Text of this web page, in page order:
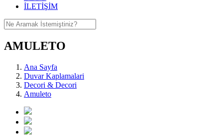
İLETİŞİM
AMULETO
Ana Sayfa
Duvar Kaplamalari
Decori & Decori
Amuleto